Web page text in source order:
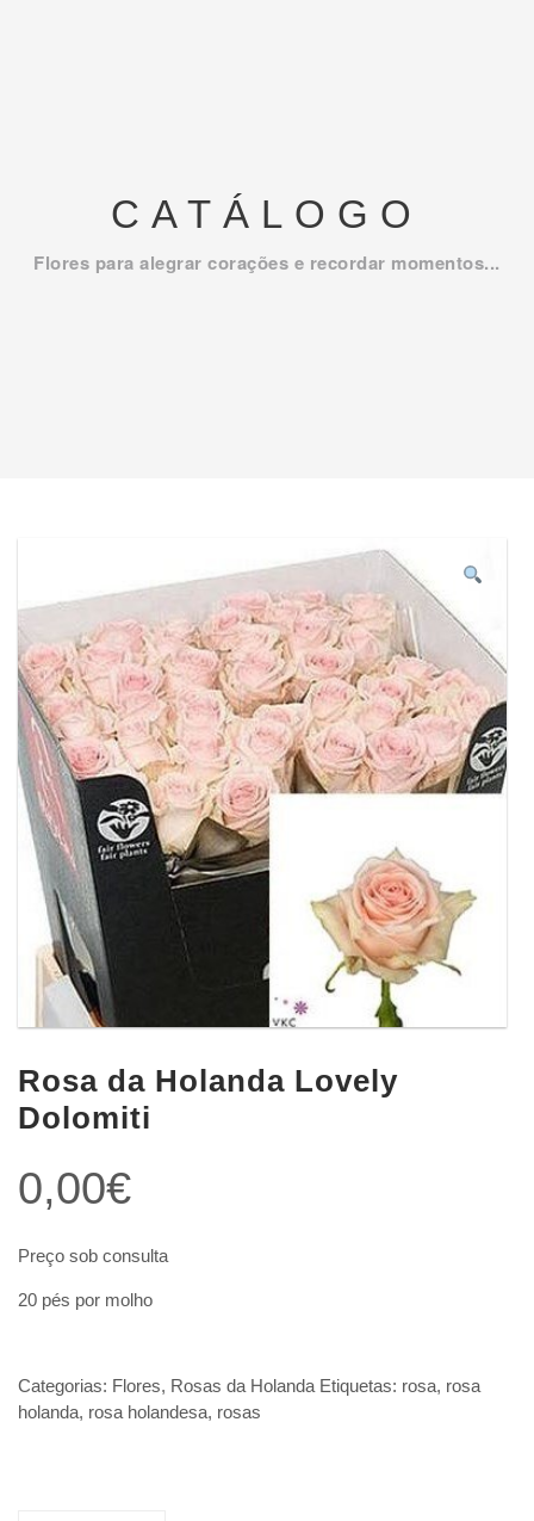
CATÁLOGO
Flores para alegrar corações e recordar momentos...
Rosa da Holanda Lovely
Dolomiti
0,00€
Preço sob consulta
20 pés por molho
Categorias: Flores, Rosas da Holanda Etiquetas: rosa, rosa
holanda, rosa holandesa, rosas